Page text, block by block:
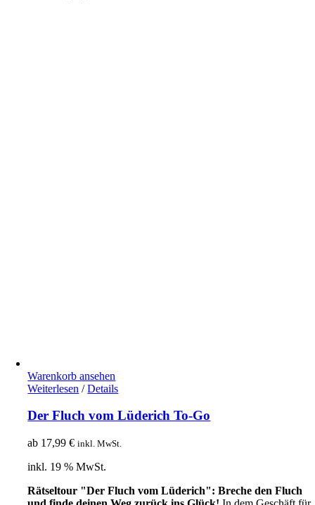
Warenkorb ansehen
Weiterlesen / Details
Der Fluch vom Lüderich To-Go
ab 17,99€ inkl. MwSt.
inkl. 19 % MwSt.
Rätseltour "Der Fluch vom Lüderich": Breche den Fluch